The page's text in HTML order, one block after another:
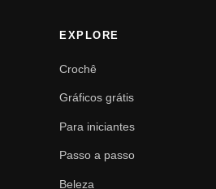
EXPLORE
Crochê
Gráficos grátis
Para iniciantes
Passo a passo
Beleza